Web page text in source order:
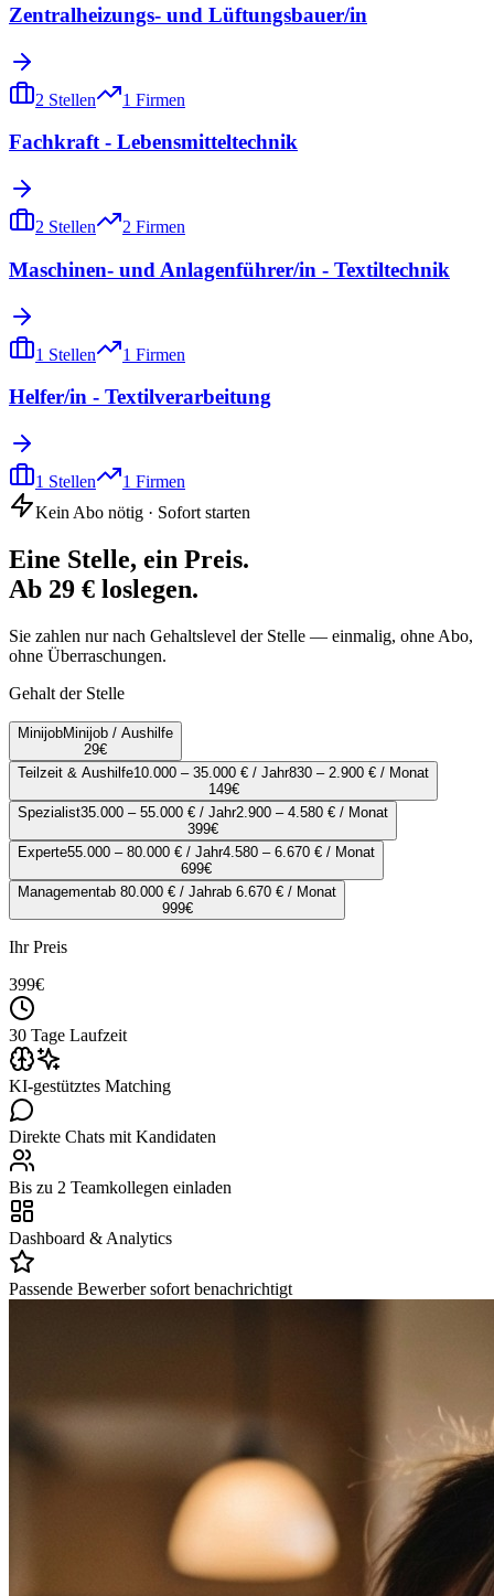
Zentralheizungs- und Lüftungsbauer/in
2 Stellen 1 Firmen
Fachkraft - Lebensmitteltechnik
2 Stellen 2 Firmen
Maschinen- und Anlagenführer/in - Textiltechnik
1 Stellen 1 Firmen
Helfer/in - Textilverarbeitung
1 Stellen 1 Firmen
Kein Abo nötig · Sofort starten
Eine Stelle, ein Preis.
Ab 29 € loslegen.
Sie zahlen nur nach Gehaltslevel der Stelle — einmalig, ohne Abo,
ohne Überraschungen.
Gehalt der Stelle
MinijobMinijob / Aushilfe
29€
Teilzeit & Aushilfe10.000 – 35.000 € / Jahr830 – 2.900 € / Monat
149€
Spezialist35.000 – 55.000 € / Jahr2.900 – 4.580 € / Monat
399€
Experte55.000 – 80.000 € / Jahr4.580 – 6.670 € / Monat
699€
Managementab 80.000 € / Jahrab 6.670 € / Monat
999€
Ihr Preis
399€
30 Tage Laufzeit
KI-gestütztes Matching
Direkte Chats mit Kandidaten
Bis zu 2 Teamkollegen einladen
Dashboard & Analytics
Passende Bewerber sofort benachrichtigt